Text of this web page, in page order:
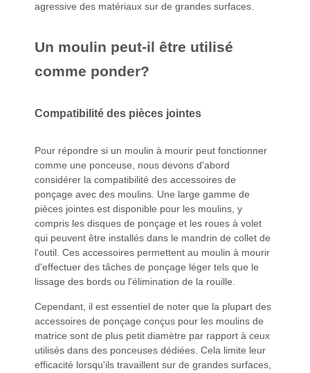
agressive des matériaux sur de grandes surfaces.
Un moulin peut-il être utilisé
comme ponder?
Compatibilité des pièces jointes
Pour répondre si un moulin à mourir peut fonctionner
comme une ponceuse, nous devons d'abord
considérer la compatibilité des accessoires de
ponçage avec des moulins. Une large gamme de
pièces jointes est disponible pour les moulins, y
compris les disques de ponçage et les roues à volet
qui peuvent être installés dans le mandrin de collet de
l'outil. Ces accessoires permettent au moulin à mourir
d'effectuer des tâches de ponçage léger tels que le
lissage des bords ou l'élimination de la rouille.
Cependant, il est essentiel de noter que la plupart des
accessoires de ponçage conçus pour les moulins de
matrice sont de plus petit diamètre par rapport à ceux
utilisés dans des ponceuses dédiées. Cela limite leur
efficacité lorsqu'ils travaillent sur de grandes surfaces,